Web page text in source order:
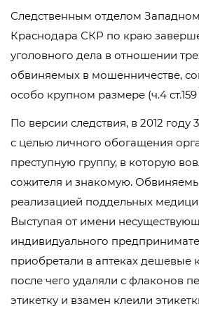
Следственным отделом
Краснодара СКР по краю
уголовного дела в отношении
обвиняемых в мошенничестве,
особо крупном размере (ч.4
По версии следствия, в 2012
с целью личного обогащения
преступную группу, в которую
сожителя и знакомую.
реализацией поддельных
Выступая от имени
индивидуального
приобретали в аптеках дешевые
после чего удаляли с флаконов
этикетку и взамен клеили